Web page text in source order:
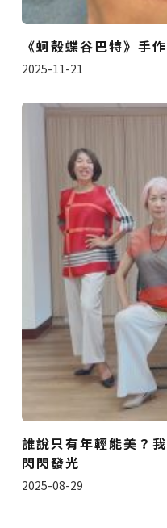
《蚵殼蝶谷巴特》手
2025-11-21
誰說只有年輕能美？
閃閃發光
2025-08-29